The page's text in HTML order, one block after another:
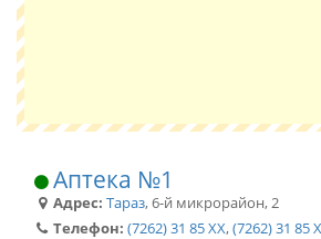
Аптека №1
Адрес: Тараз,6-й микрорайон, 2
Телефон: (7262) 31 85 XX,(7262) 31 85